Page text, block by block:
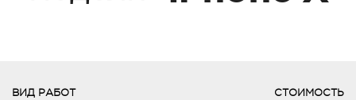
ВИД РАБОТ СТОИМОСТЬ